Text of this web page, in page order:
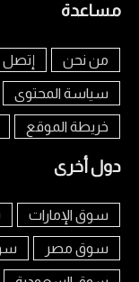
مساعدة
من نحن إتصل
سياسة المحتوى
خريطة الموقع
دول أخرى
سوق الإمارات
سوق مصر